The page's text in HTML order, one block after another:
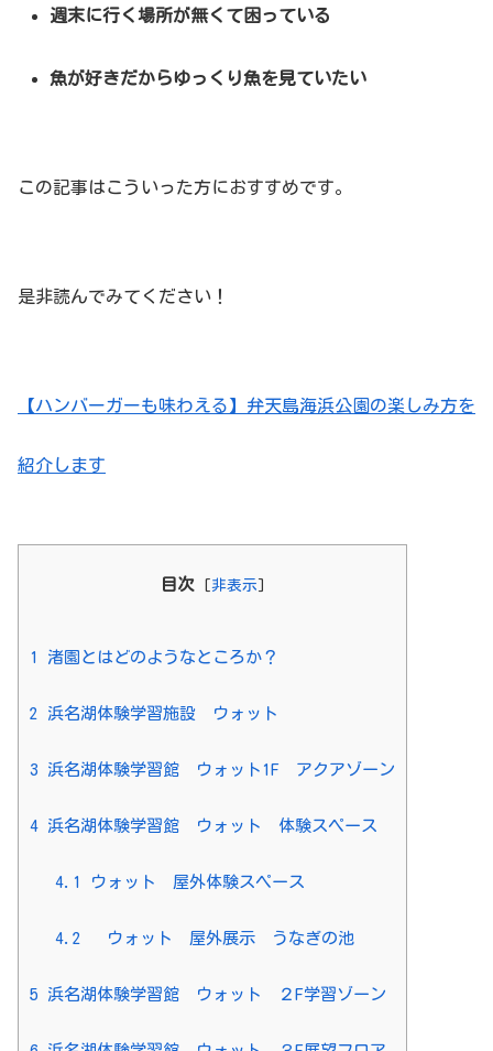
週末に行く場所が無くて困っている
魚が好きだからゆっくり魚を見ていたい
この記事はこういった方におすすめです。
是非読んでみてください！
【ハンバーガーも味わえる】弁天島海浜公園の楽しみ方を
紹介します
目次 [非表示]
1 渚園とはどのようなところか？
2 浜名湖体験学習施設 ウォット
3 浜名湖体験学習館 ウォット1F アクアゾーン
4 浜名湖体験学習館 ウォット 体験スペース
4.1 ウォット 屋外体験スペース
4.2 ウォット 屋外展示 うなぎの池
5 浜名湖体験学習館 ウォット ２F学習ゾーン